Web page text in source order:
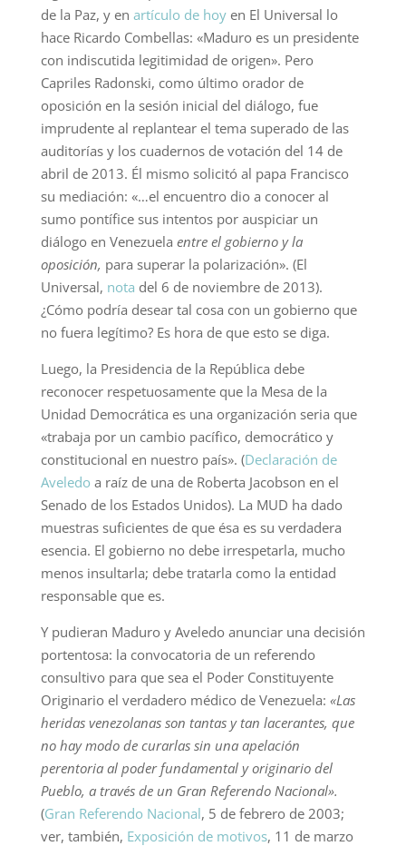
de la Paz, y en artículo de hoyen El Universal lo
hace Ricardo Combellas: «Maduro es un presidente
con indiscutida legitimidad de origen». Pero
Capriles Radonski, como último orador de
oposición en la sesión inicial del diálogo, fue
imprudente al replantear el tema superado de las
auditorías y los cuadernos de votación del 14 de
abril de 2013. Él mismo solicitó al papa Francisco
su mediación: «…el encuentro dio a conocer al
sumo pontífice sus intentos por auspiciar un
diálogo en Venezuela entre el gobierno y la
oposición, para superar la polarización». (El
Universal, nota del 6 de noviembre de 2013).
¿Cómo podría desear tal cosa con un gobierno que
no fuera legítimo? Es hora de que esto se diga.
Luego, la Presidencia de la República debe
reconocer respetuosamente que la Mesa de la
Unidad Democrática es una organización seria que
«trabaja por un cambio pacífico, democrático y
constitucional en nuestro país». (Declaración de
Aveledo a raíz de una de Roberta Jacobson en el
Senado de los Estados Unidos). La MUD ha dado
muestras suficientes de que ésa es su verdadera
esencia. El gobierno no debe irrespetarla, mucho
menos insultarla; debe tratarla como la entidad
responsable que es.
Y pudieran Maduro y Aveledo anunciar una decisión
portentosa: la convocatoria de un referendo
consultivo para que sea el Poder Constituyente
Originario el verdadero médico de Venezuela: «Las
heridas venezolanas son tantas y tan lacerantes, que
no hay modo de curarlas sin una apelación
perentoria al poder fundamental y originario del
Pueblo, a través de un Gran Referendo Nacional».
(Gran Referendo Nacional, 5 de febrero de 2003;
ver, también, Exposición de motivos, 11 de marzo